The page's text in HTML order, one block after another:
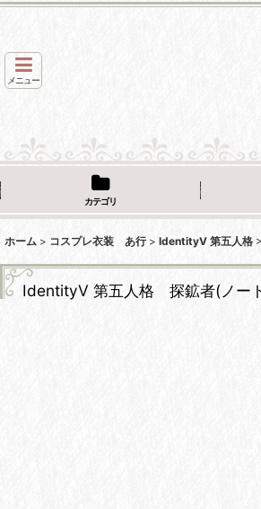
メニュー
カテゴリ
ホーム > コスプレ衣装 あ行 > IdentityV 第五人格 >
IdentityV 第五人格 探鉱者(ノー